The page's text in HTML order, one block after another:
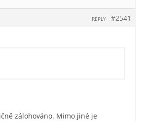
#2541
REPLY
zálohováno. Mimo jiné je